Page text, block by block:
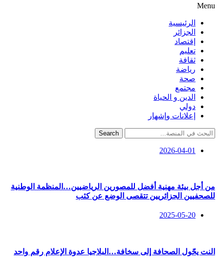
Menu
الرئيسية
الجزائر
إقتصاد
تعليم
ثقافة
رياضة
صحة
مجتمع
الدين و الحياة
دولي
إعلانات وإشهار
Search
2026-04-01
من أجل بيئة مهنية أفضل للمصورين الرياضيين…المنظمة الوطنية
للصحفيين الجزائريين تتقصى الوضع عن كثب
2025-05-20
النت يحّول الصحافة إلى سخافة…البلاجيا عدوة الإعلام رقم واحد